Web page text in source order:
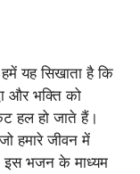
यह सिखाता है कि
और भक्ति को
हल हो जाते हैं।
हमारे जीवन में
इस भजन के माध्यम